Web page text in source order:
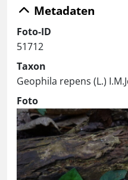
Metadaten
Foto-ID
51712
Taxon
Geophila repens (L.)
Foto